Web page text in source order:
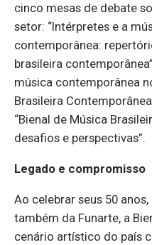
cinco mesas de debate
setor: “Intérpretes e a
contemporânea:
brasileira
música contemporânea
Brasileira
“Bienal de Música
desafios e perspectivas”.
Legado e compromisso
Ao celebrar seus 50
também da Funarte, a
cenário artístico do país